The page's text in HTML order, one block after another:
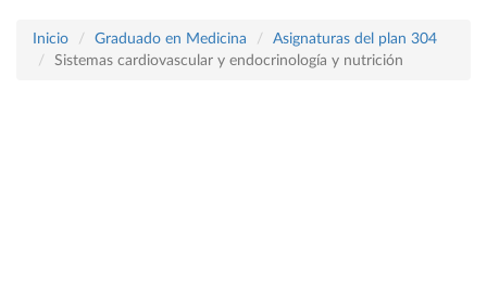
Inicio Graduado en Medicina
Asignaturas del plan 304
Sistemas cardiovascular y endocrinología y nutrición